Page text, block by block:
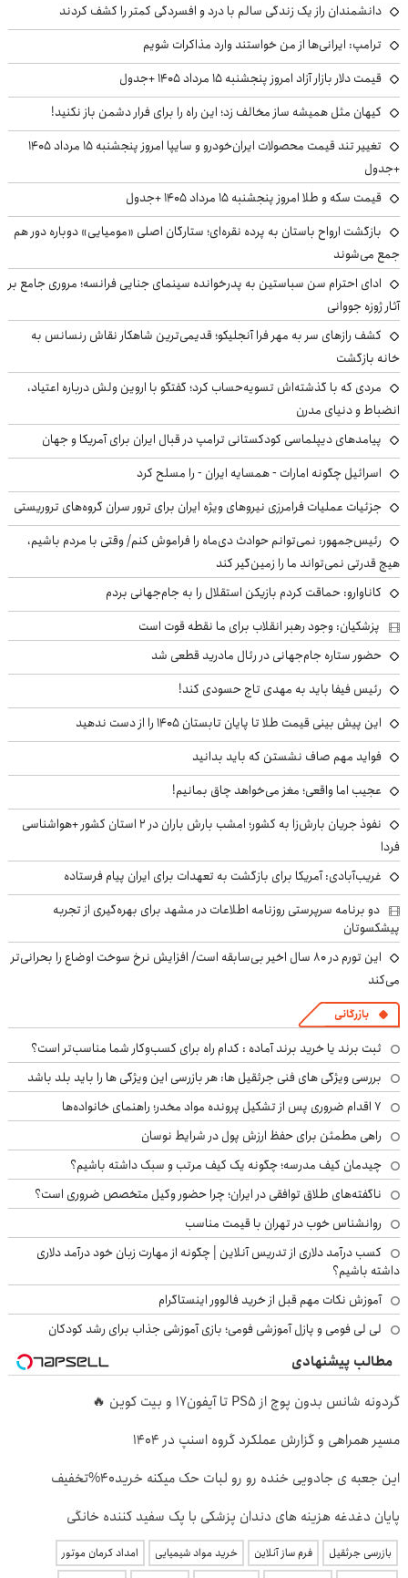
دانشمندان راز یک زندگی سالم با درد و افسردگی کمتر را کشف کردند
ترامپ: ایرانی‌ها از من خواستند وارد مذاکرات شویم
قیمت دلار بازار آزاد امروز پنجشنبه ۱۵ مرداد ۱۴۰۵ +جدول
کیهان مثل همیشه ساز مخالف زد؛ این راه را برای فرار دشمن باز نکنید!
تغییر تند قیمت محصولات ایران‌خودرو و سایپا امروز پنجشنبه ۱۵ مرداد ۱۴۰۵
+جدول
قیمت سکه و طلا امروز پنجشنبه ۱۵ مرداد ۱۴۰۵ +جدول
بازگشت ارواح باستان به پرده نقره‌ای؛ ستارگان اصلی «مومیایی» دوباره دور هم
جمع می‌شوند
ادای احترام سن سباستین به پدرخوانده سینمای جنایی فرانسه؛ مروری جامع بر
آثار ژوزه جووانی
کشف رازهای سر به مهر فرا آنجلیکو؛ قدیمی‌ترین شاهکار نقاش رنسانس به
خانه بازگشت
مردی که با گذشته‌اش تسویه‌حساب کرد؛ گفتگو با اروین ولش درباره اعتیاد،
انضباط و دنیای مدرن
پیامدهای دیپلماسی کودکستانی ترامپ در قبال ایران برای آمریکا و جهان
اسرائیل چگونه امارات - همسایه ایران - را مسلح کرد
جزئیات عملیات فرامرزی نیروهای ویژه ایران برای ترور سران گروه‌های تروریستی
رئیس‌جمهور: نمی‌توانم حوادث دی‌ماه را فراموش کنم/ وقتی با مردم باشیم،
هیچ قدرتی نمی‌تواند ما را زمین‌گیر کند
کاناوارو: حماقت کردم بازیکن استقلال را به جام‌جهانی بردم
پزشکیان: وجود رهبر انقلاب برای ما نقطه قوت است
حضور ستاره جام‌جهانی در رئال مادرید قطعی شد
رئیس فیفا باید به مهدی تاج حسودی کند!
این پیش بینی قیمت طلا تا پایان تابستان ۱۴۰۵ را از دست ندهید
فواید مهم صاف نشستن که باید بدانید
عجیب اما واقعی؛ مغز می‌خواهد چاق بمانیم!
نفوذ جریان بارش‌زا به کشور؛ امشب بارش باران در ۲ استان کشور +هواشناسی
فردا
غریب‌آبادی: آمریکا برای بازگشت به تعهدات برای ایران پیام فرستاده
دو برنامه سرپرستی روزنامه اطلاعات در مشهد برای بهره‌گیری از تجربه
پیشکسوتان
این تورم در ۸۰ سال اخیر بی‌سابقه است/ افزایش نرخ سوخت اوضاع را بحرانی‌تر
می‌کند
بازرگانی
ثبت برند یا خرید برند آماده : کدام راه برای کسب‌وکار شما مناسب‌تر است؟
بررسی ویژگی های فنی جرثقیل ها: هر بازرسی این ویژگی ها را باید بلد باشد
۷ اقدام ضروری پس از تشکیل پرونده مواد مخدر؛ راهنمای خانواده‌ها
راهی مطمئن برای حفظ ارزش پول در شرایط نوسان
چیدمان کیف مدرسه؛ چگونه یک کیف مرتب و سبک داشته باشیم؟
ناگفته‌های طلاق توافقی در ایران؛ چرا حضور وکیل متخصص ضروری است؟
روانشناس خوب در تهران با قیمت مناسب
کسب درآمد دلاری از تدریس آنلاین | چگونه از مهارت زبان خود درآمد دلاری
داشته باشیم؟
آموزش نکات مهم قبل از خرید فالوور اینستاگرام
لی لی فومی و پازل آموزشی فومی؛ بازی آموزشی جذاب برای رشد کودکان
مطالب پیشنهادی
گردونه شانس بدون پوچ از PS5 تا آیفون17 و بیت کوین 🔥
مسیر همراهی و گزارش عملکرد گروه اسنپ در ۱۴۰۴
این جعبه ی جادویی خنده رو رو لبات حک میکنه خرید40%تخفیف
پایان دغدغه هزینه های دندان پزشکی با پک سفید کننده خانگی
بازرسی جرثقیل فرم ساز آنلاین خرید مواد شیمیایی
امداد کرمان موتور